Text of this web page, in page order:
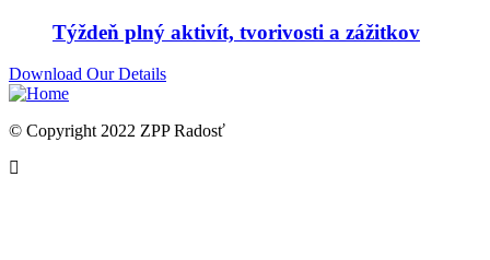
Týždeň plný aktivít, tvorivosti a zážitkov
Download Our Details
© Copyright 2022 ZPP Radosť